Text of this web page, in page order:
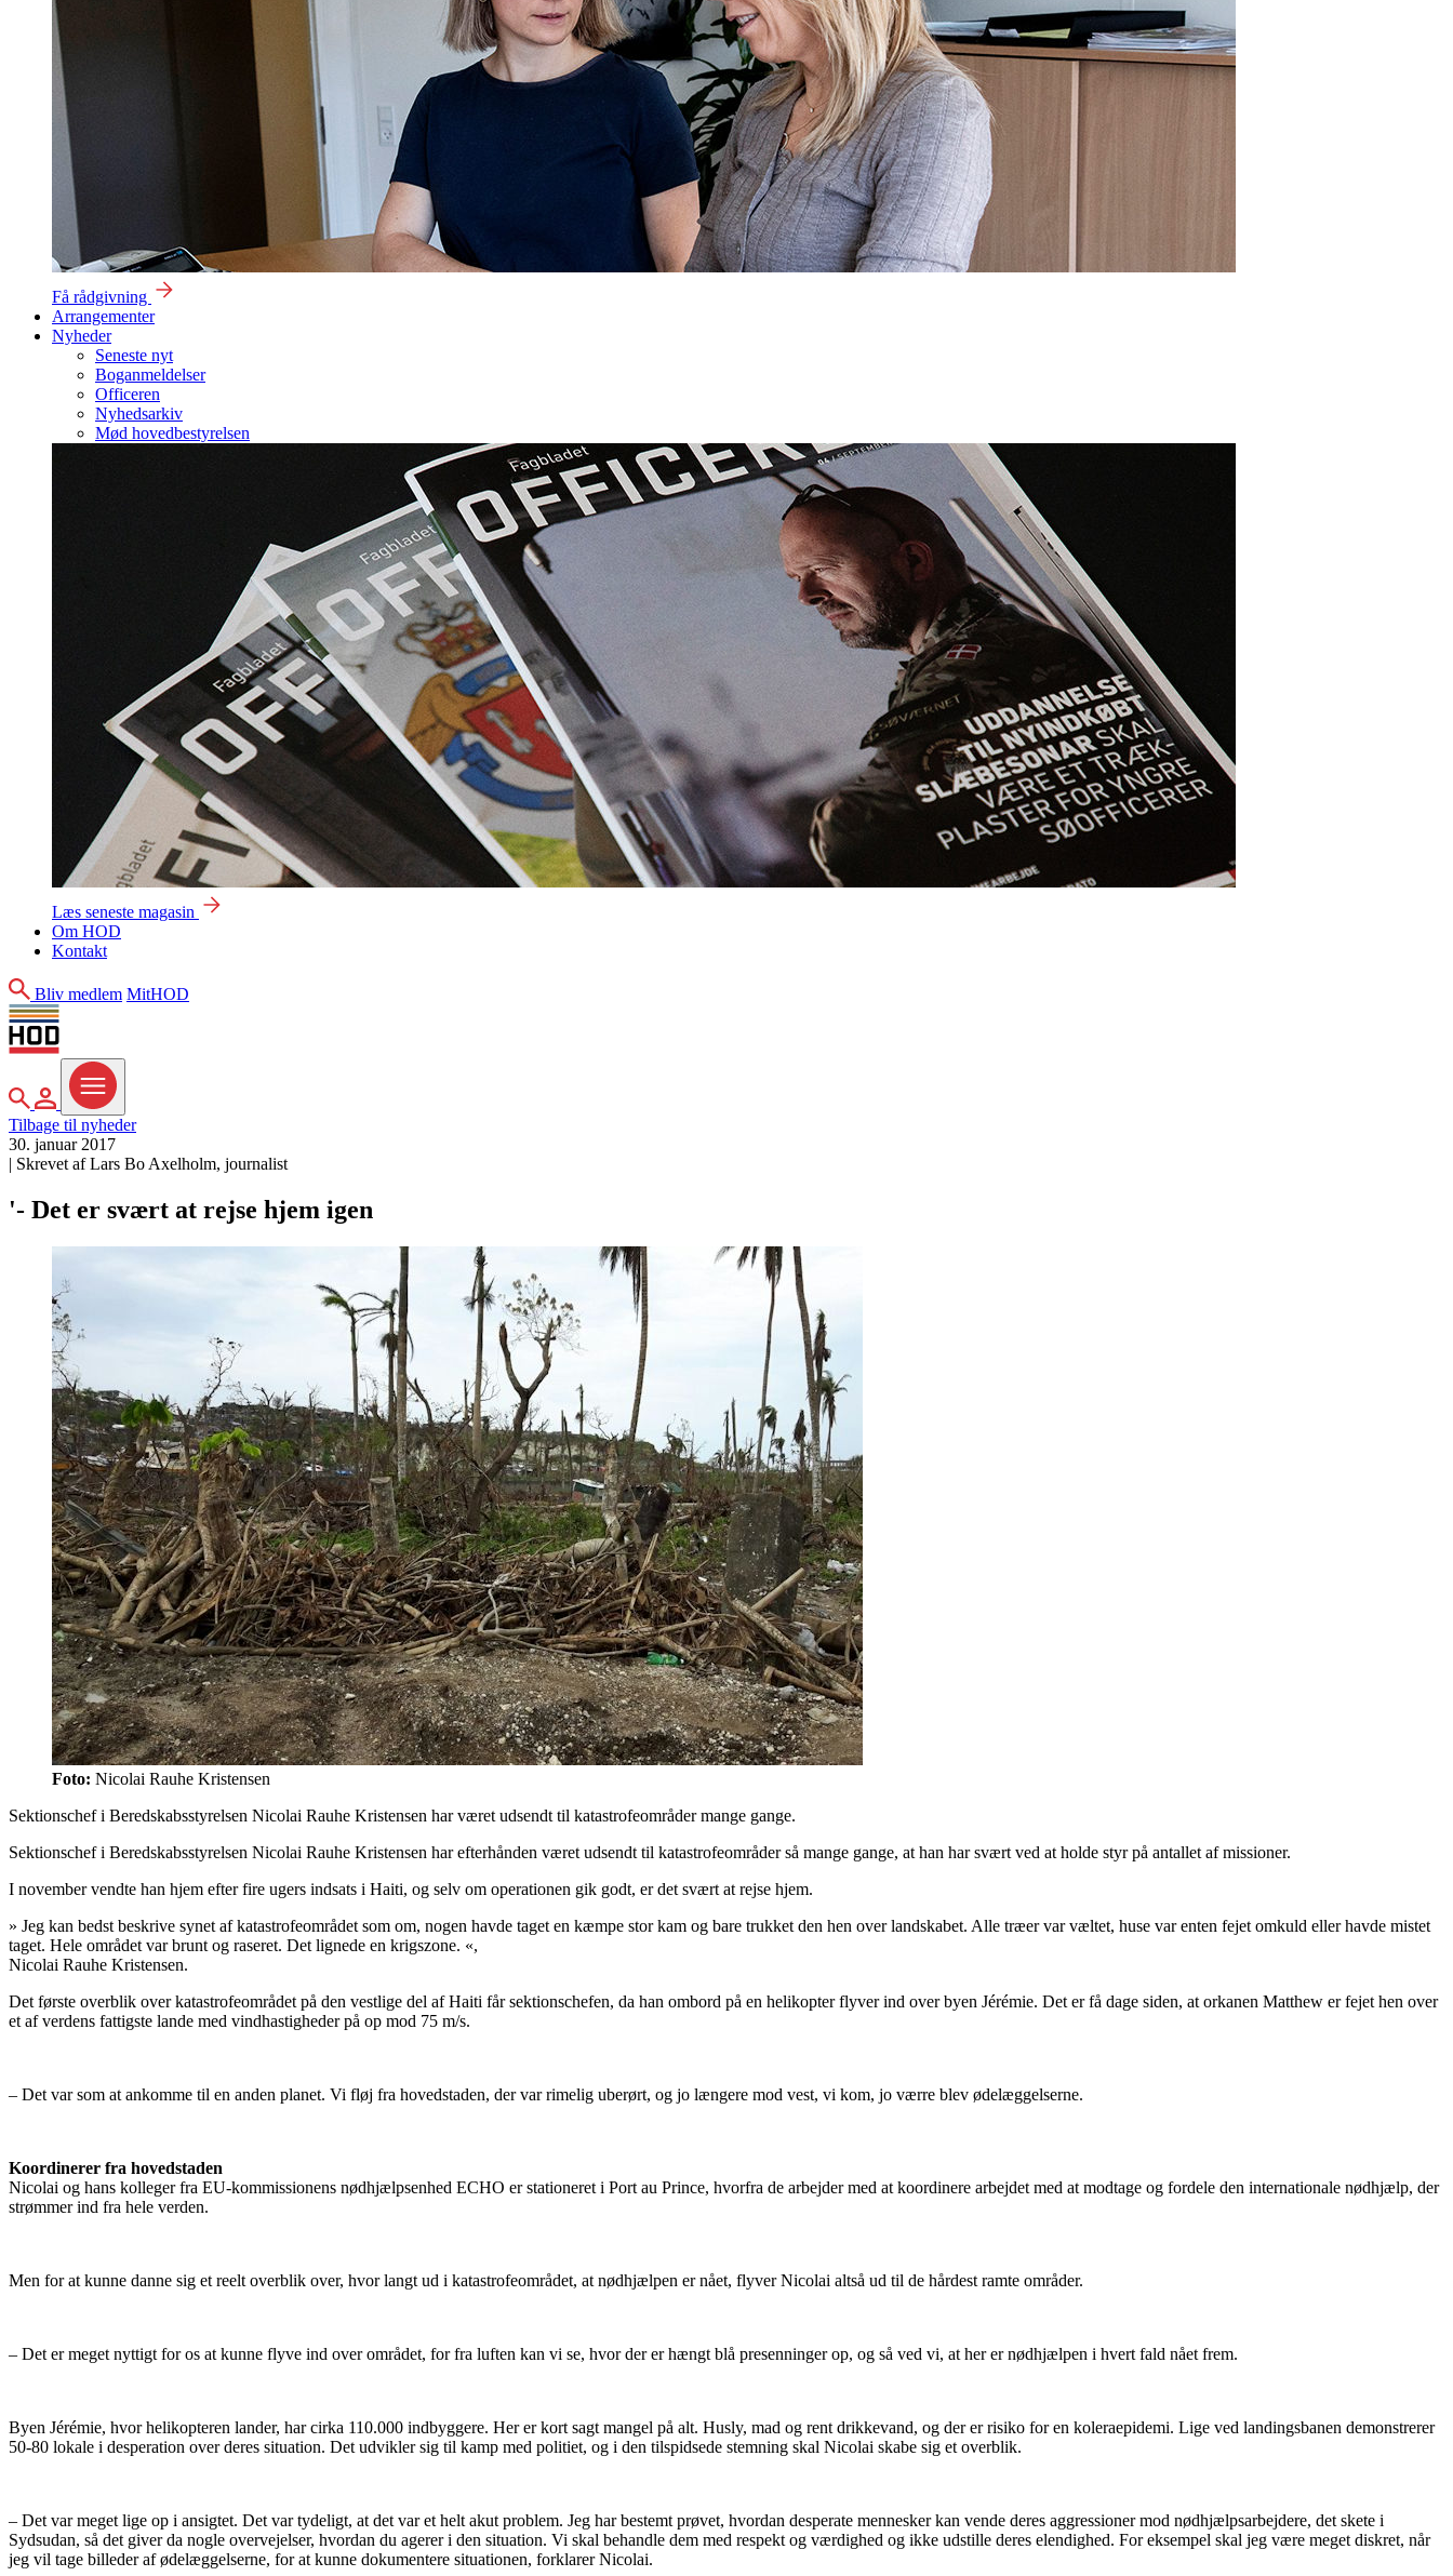
Få rådgivning
Arrangementer
Nyheder
Seneste nyt
Boganmeldelser
Officeren
Nyhedsarkiv
Mød hovedbestyrelsen
Læs seneste magasin
Om HOD
Kontakt
Søg
Bliv medlem MitHOD
MitHOD
Menu
Tilbage til nyheder
30. januar 2017
| Skrevet af Lars Bo Axelholm, journalist
'- Det er svært at rejse hjem igen
Foto: Nicolai Rauhe Kristensen
Sektionschef i Beredskabsstyrelsen Nicolai Rauhe Kristensen har været udsendt til katastrofeområder mange gange.
Sektionschef i Beredskabsstyrelsen Nicolai Rauhe Kristensen har efterhånden været udsendt til katastrofeområder så mange gange, at han har svært ved at holde styr på antallet af missioner.
I november vendte han hjem efter fire ugers indsats i Haiti, og selv om operationen gik godt, er det svært at rejse hjem.
» Jeg kan bedst beskrive synet af katastrofeområdet som om, nogen havde taget en kæmpe stor kam og bare trukket den hen over landskabet. Alle træer var væltet, huse var enten fejet omkuld eller havde mistet
taget. Hele området var brunt og raseret. Det lignede en krigszone. «,
Nicolai Rauhe Kristensen.
Det første overblik over katastrofeområdet på den vestlige del af Haiti får sektionschefen, da han ombord på en helikopter flyver ind over byen Jérémie. Det er få dage siden, at orkanen Matthew er fejet hen over
et af verdens fattigste lande med vindhastigheder på op mod 75 m/s.
– Det var som at ankomme til en anden planet. Vi fløj fra hovedstaden, der var rimelig uberørt, og jo længere mod vest, vi kom, jo værre blev ødelæggelserne.
Koordinerer fra hovedstaden
Nicolai og hans kolleger fra EU-kommissionens nødhjælpsenhed ECHO er stationeret i Port au Prince, hvorfra de arbejder med at koordinere arbejdet med at modtage og fordele den internationale nødhjælp, der
strømmer ind fra hele verden.
Men for at kunne danne sig et reelt overblik over, hvor langt ud i katastrofeområdet, at nødhjælpen er nået, flyver Nicolai altså ud til de hårdest ramte områder.
– Det er meget nyttigt for os at kunne flyve ind over området, for fra luften kan vi se, hvor der er hængt blå presenninger op, og så ved vi, at her er nødhjælpen i hvert fald nået frem.
Byen Jérémie, hvor helikopteren lander, har cirka 110.000 indbyggere. Her er kort sagt mangel på alt. Husly, mad og rent drikkevand, og der er risiko for en koleraepidemi. Lige ved landingsbanen demonstrerer
50-80 lokale i desperation over deres situation. Det udvikler sig til kamp med politiet, og i den tilspidsede stemning skal Nicolai skabe sig et overblik.
– Det var meget lige op i ansigtet. Det var tydeligt, at det var et helt akut problem. Jeg har bestemt prøvet, hvordan desperate mennesker kan vende deres aggressioner mod nødhjælpsarbejdere, det skete i
Sydsudan, så det giver da nogle overvejelser, hvordan du agerer i den situation. Vi skal behandle dem med respekt og værdighed og ikke udstille deres elendighed. For eksempel skal jeg være meget diskret, når
jeg vil tage billeder af ødelæggelserne, for at kunne dokumentere situationen, forklarer Nicolai.